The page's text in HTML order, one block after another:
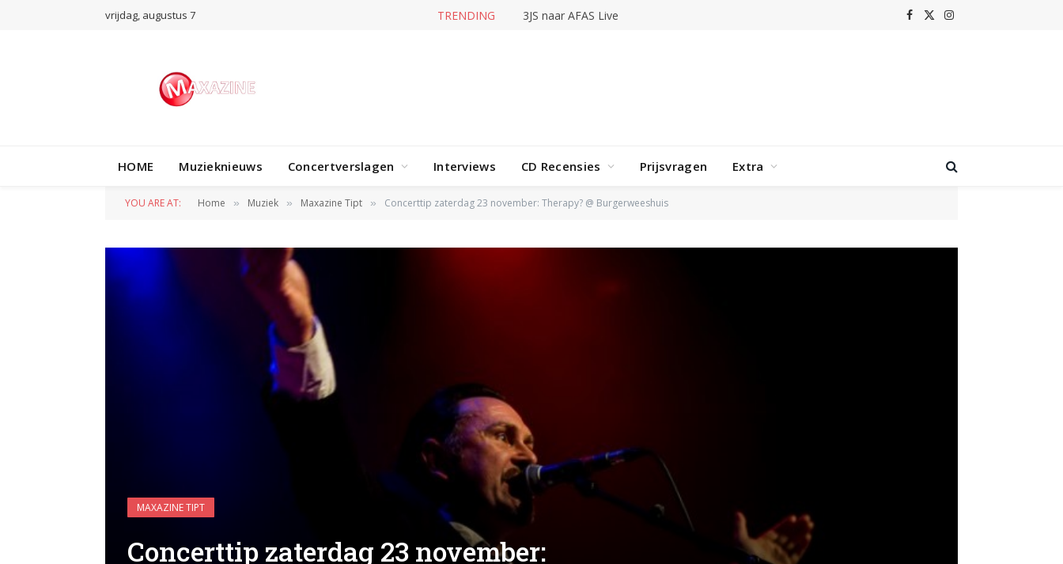
vrijdag, augustus 7 TRENDING 3JS naar AFAS Live Facebook
X
Instagram
HOME Muzieknieuws Concertverslagen Interviews CD Recensies Prijsvragen Extra
YOU ARE AT: Home » Muziek » Maxazine Tipt » Concerttip zaterdag 23 november: Therapy? @ Burgerweeshuis
MAXAZINE TIPT
Concerttip zaterdag 23 november: